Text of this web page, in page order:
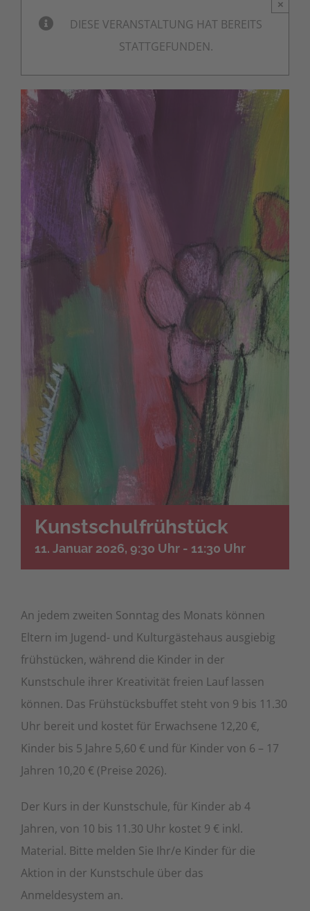
DIESE VERANSTALTUNG HAT BEREITS
STATTGEFUNDEN.
×
Kunstschulfrühstück
11. Januar 2026, 9:30 Uhr - 11:30 Uhr
An jedem zweiten Sonntag des Monats können
Eltern im Jugend- und Kulturgästehaus ausgiebig
frühstücken, während die Kinder in der
Kunstschule ihrer Kreativität freien Lauf lassen
können. Das Frühstücksbuffet steht von 9 bis 11.30
Uhr bereit und kostet für Erwachsene 12,20 €,
Kinder bis 5 Jahre 5,60 € und für Kinder von 6 – 17
Jahren 10,20 € (Preise 2026).
Der Kurs in der Kunstschule, für Kinder ab 4
Jahren, von 10 bis 11.30 Uhr kostet 9 € inkl.
Material. Bitte melden Sie Ihr/e Kinder für die
Aktion in der Kunstschule über das
Anmeldesystem an.